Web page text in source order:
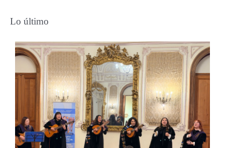
c
Lo último